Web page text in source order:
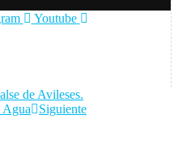
Youtube
de Avileses.
Siguiente